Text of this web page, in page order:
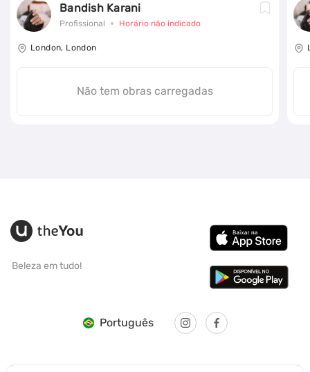
Bandish Karani
Profissional Horário não indicado
London, London
Não tem obras carregadas
Beleza em tudo!
Português